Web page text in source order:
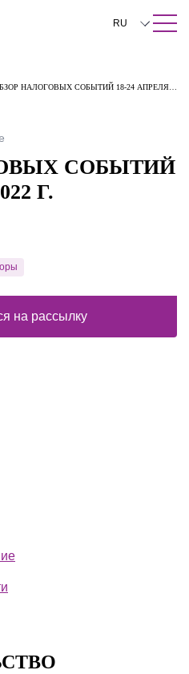
Закрыть
RU
中文
Türkçe
НАЛОГОВЫХ СОБЫТИЙ 18-24 АПРЕЛЯ
СОБЫТИЙ
Г.
на рассылку